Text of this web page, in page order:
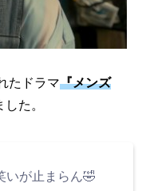
たドラマ『メンズ
た。
いが止まらん🤣